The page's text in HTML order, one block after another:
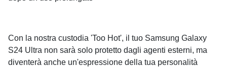
Con la nostra custodia 'Too Hot', il tuo Samsung Galaxy
S24 Ultra non sarà solo protetto dagli agenti esterni, ma
diventerà anche un'espressione della tua personalità